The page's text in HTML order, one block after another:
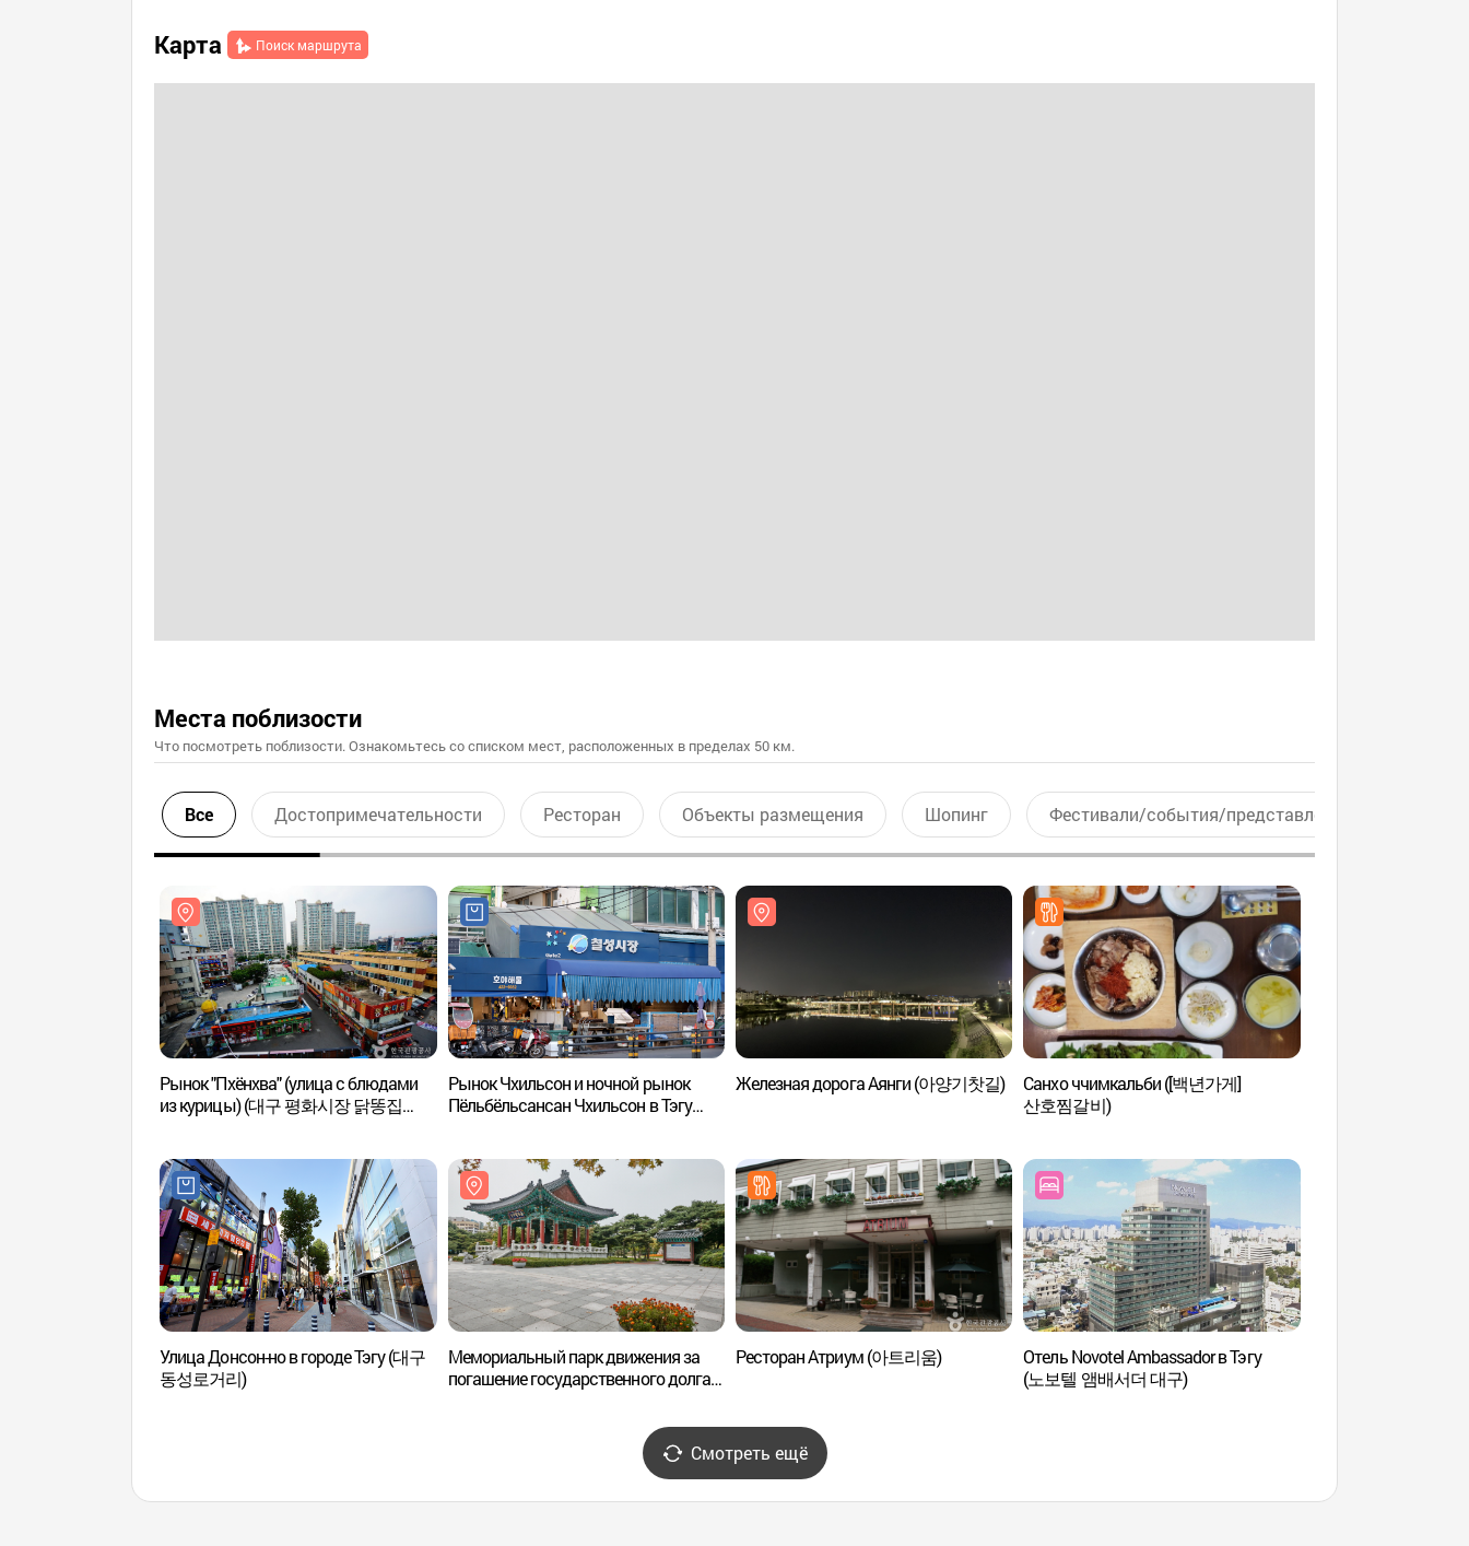
Карта Поиск маршрута
Места поблизости
Что посмотреть поблизости. Ознакомьтесь со списком мест, расположенных в пределах 50 км.
Все Достопримечательности Ресторан Объекты размещения Шопинг Фестивали/события/представления
Рынок "Пхёнхва" (улица с блюдами
из курицы) (대구 평화시장 닭똥집
Рынок Чхильсон и ночной рынок
Пёльбёльсансан Чхильсон в Тэгу
Железная дорога Аянги (아양기찻길)
Санхо ччимкальби ([백년가게]
산호찜갈비)
Улица Донсон-но в городе Тэгу (대구
동성로거리)
Мемориальный парк движения за
погашение государственного долга
Ресторан Атриум (아트리움)
Отель Novotel Ambassador в Тэгу
(노보텔 앰배서더 대구)
Смотреть ещё